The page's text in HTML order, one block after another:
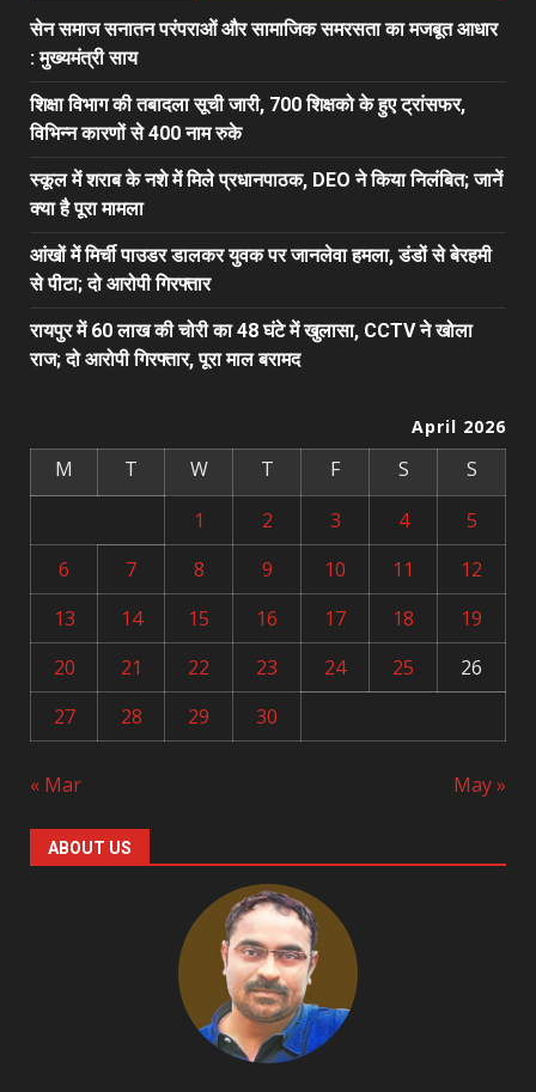
सेन समाज सनातन परंपराओं और सामाजिक समरसता का मजबूत आधार
: मुख्यमंत्री साय
शिक्षा विभाग की तबादला सूची जारी, 700 शिक्षको के हुए ट्रांसफर,
विभिन्न कारणों से 400 नाम रुके
स्कूल में शराब के नशे में मिले प्रधानपाठक, DEO ने किया निलंबित; जानें
क्या है पूरा मामला
आंखों में मिर्ची पाउडर डालकर युवक पर जानलेवा हमला, डंडों से बेरहमी
से पीटा; दो आरोपी गिरफ्तार
रायपुर में 60 लाख की चोरी का 48 घंटे में खुलासा, CCTV ने खोला
राज; दो आरोपी गिरफ्तार, पूरा माल बरामद
April 2026
M T W T F S
S
1
2 3 4
5
6
7 8 9 10 11
12
13
14 15 16 17 18
19
20
21 22 23 24 25
26
27
28 29 30
« Mar May »
ABOUT US